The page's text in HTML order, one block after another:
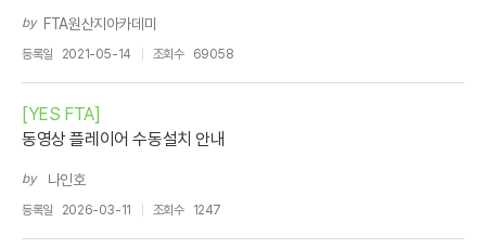
by FTA원산지아카데미
등록일 2021-05-14 조회수 69058
[YES FTA]
동영상 플레이어 수동설치 안내
by 나인호
등록일 2026-03-11 조회수 1247